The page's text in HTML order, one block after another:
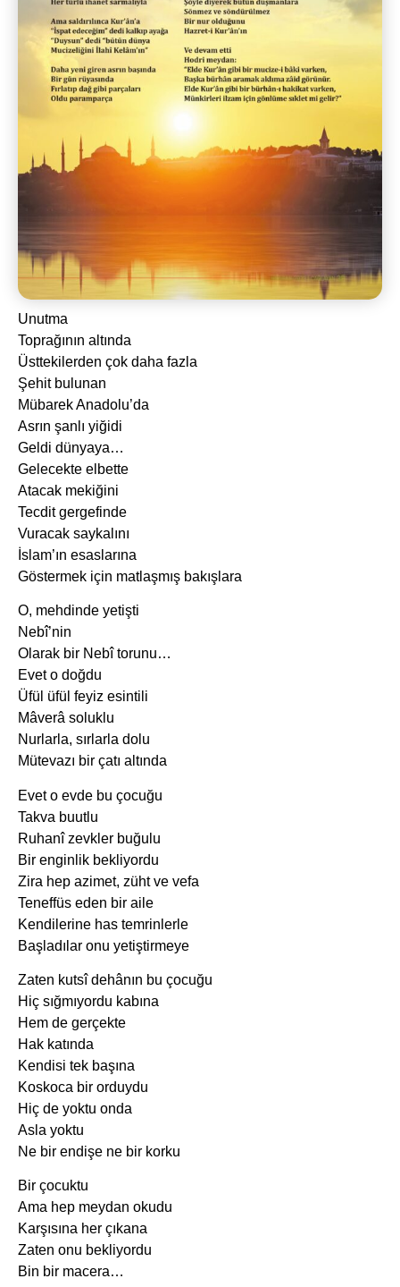
Unutma
Toprağının altında
Üsttekilerden çok daha fazla
Şehit bulunan
Mübarek Anadolu’da
Asrın şanlı yiğidi
Geldi dünyaya…
Gelecekte elbette
Atacak mekiğini
Tecdit gergefinde
Vuracak saykalını
İslam’ın esaslarına
Göstermek için matlaşmış bakışlara
O, mehdinde yetişti
Nebî’nin
Olarak bir Nebî torunu…
Evet o doğdu
Üfül üfül feyiz esintili
Mâverâ soluklu
Nurlarla, sırlarla dolu
Mütevazı bir çatı altında
Evet o evde bu çocuğu
Takva buutlu
Ruhanî zevkler buğulu
Bir enginlik bekliyordu
Zira hep azimet, züht ve vefa
Teneffüs eden bir aile
Kendilerine has temrinlerle
Başladılar onu yetiştirmeye
Zaten kutsî dehânın bu çocuğu
Hiç sığmıyordu kabına
Hem de gerçekte
Hak katında
Kendisi tek başına
Koskoca bir orduydu
Hiç de yoktu onda
Asla yoktu
Ne bir endişe ne bir korku
Bir çocuktu
Ama hep meydan okudu
Karşısına her çıkana
Zaten onu bekliyordu
Bin bir macera…